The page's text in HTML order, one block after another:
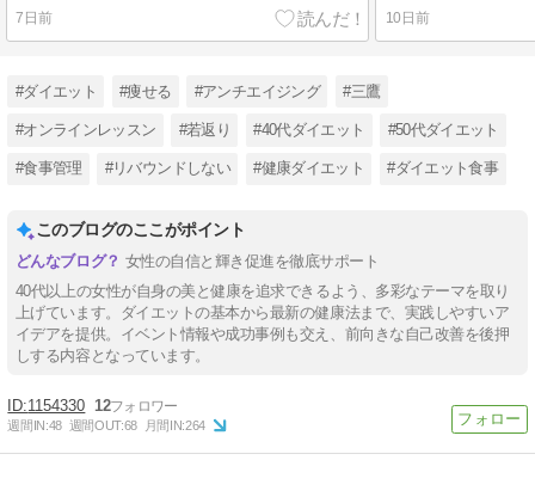
7日前 10日前
#ダイエット #痩せる #アンチエイジング #三鷹
#オンラインレッスン #若返り #40代ダイエット #50代ダイエット
#食事管理 #リバウンドしない #健康ダイエット #ダイエット食事
このブログのここがポイント
女性の自信と輝き促進を徹底サポート
40代以上の女性が自身の美と健康を追求できるよう、多彩なテーマを取り
上げています。ダイエットの基本から最新の健康法まで、実践しやすいア
イデアを提供。イベント情報や成功事例も交え、前向きな自己改善を後押
しする内容となっています。
1154330 12
週間IN:48 週間OUT:68 月間IN:264